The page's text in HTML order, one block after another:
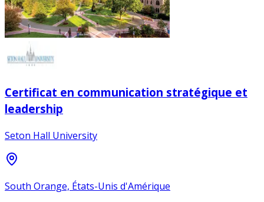
Certificat en communication stratégique et
leadership
Seton Hall University
South Orange, États-Unis d'Amérique